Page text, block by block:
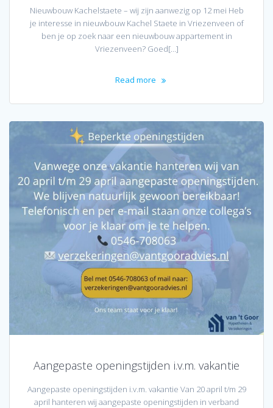
Nieuwbouw Kachelstaete – wij zijn aanwezig op 12 mei Heb
je interesse in nieuwbouw Kachel Staete in Vriezenveen of
ben je op zoek naar een nieuwbouw appartement in
Vriezenveen? Goed[…]
Read more
Aangepaste openingstijden i.v.m. vakantie
Aangepaste openingstijden i.v.m. vakantie Van 20 april t/m 29
april hanteren wij aangepaste openingstijden in verband